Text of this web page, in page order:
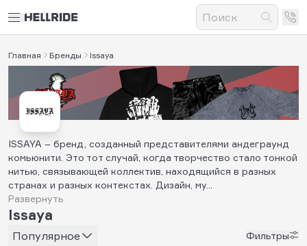
Главная Бренды Issaya
ISSAYA – бренд, созданный представителями андеграунд
комьюнити. Это тот случай, когда творчество стало тонкой
нитью, связывающей коллектив, находящийся в разных
странах и разных контекстах. Дизайн, му...
Развернуть
Issaya
Популярное
Фильтры